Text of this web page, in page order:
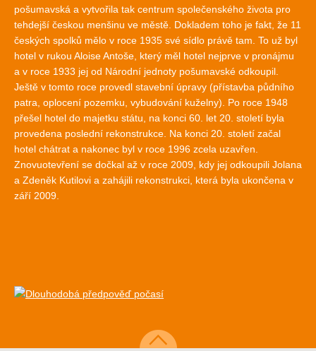
pošumavská a vytvořila tak centrum společenského života pro
tehdejší českou menšinu ve městě. Dokladem toho je fakt, že 11
českých spolků mělo v roce 1935 své sídlo právě tam. To už byl
hotel v rukou Aloise Antoše, který měl hotel nejprve v pronájmu
a v roce 1933 jej od Národní jednoty pošumavské odkoupil.
Ještě v tomto roce provedl stavební úpravy (přístavba půdního
patra, oplocení pozemku, vybudování kuželny). Po roce 1948
přešel hotel do majetku státu, na konci 60. let 20. století byla
provedena poslední rekonstrukce. Na konci 20. století začal
hotel chátrat a nakonec byl v roce 1996 zcela uzavřen.
Znovuotevření se dočkal až v roce 2009, kdy jej odkoupili Jolana
a Zdeněk Kutilovi a zahájili rekonstrukci, která byla ukončena v
září 2009.